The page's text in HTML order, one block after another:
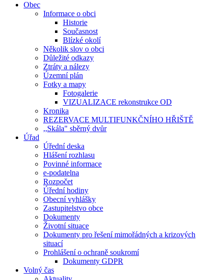
Obec
Informace o obci
Historie
Současnost
Blízké okolí
Několik slov o obci
Důležité odkazy
Ztráty a nálezy
Územní plán
Fotky a mapy
Fotogalerie
VIZUALIZACE rekonstrukce OD
Kronika
REZERVACE MULTIFUNKČNÍHO HŘIŠTĚ
,,Skála" sběrný dvůr
Úřad
Úřední deska
Hlášení rozhlasu
Povinné informace
e-podatelna
Rozpočet
Úřední hodiny
Obecní vyhlášky
Zastupitelstvo obce
Dokumenty
Životní situace
Dokumenty pro řešení mimořádných a krizových
situací
Prohlášení o ochraně soukromí
Dokumenty GDPR
Volný čas